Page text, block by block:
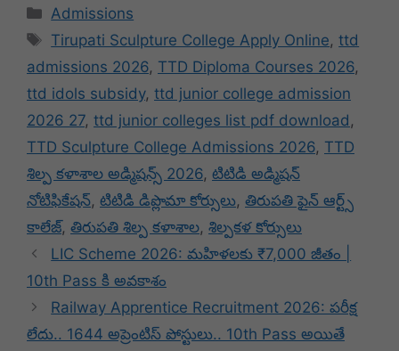
Categories
Admissions
Tags
Tirupati Sculpture College Apply Online,ttd
admissions 2026, TTD Diploma Courses 2026,
ttd idols subsidy, ttd junior college admission
2026 27, ttd junior colleges list pdf download ,
TTD Sculpture College Admissions 2026, TTD
శిల్ప కళాశాల అడ్మిషన్స్ 2026, టిటిడి అడ్మిషన్
నోటిఫికేషన్, టిటిడి డిప్లొమా కోర్సులు, తిరుపతి ఫైన్ ఆర్ట్స్
కాలేజ్, తిరుపతి శిల్ప కళాశాల, శిల్పకళ కోర్సులు
LIC Scheme 2026: మహిళలకు ₹7,000 జీతం |
10th Pass కి అవకాశం
Railway Apprentice Recruitment 2026: పరీక్ష
లేదు.. 1644 అప్రెంటిస్ పోస్టులు.. 10th Pass అయితే